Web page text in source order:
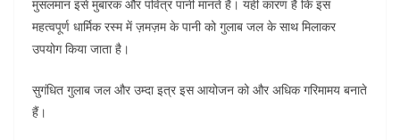
मुसलमान इसे मुबारक और पवित्र पानी मानते हैं। यही कारण है कि इस
महत्वपूर्ण धार्मिक रस्म में ज़मज़म के पानी को गुलाब जल के साथ मिलाकर
उपयोग किया जाता है।
सुगंधित गुलाब जल और उम्दा इत्र इस आयोजन को और अधिक गरिमामय बनाते
हैं।